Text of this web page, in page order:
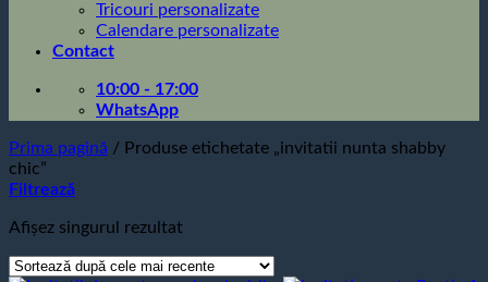
Tricouri personalizate
Calendare personalizate
Contact
10:00 - 17:00
WhatsApp
Prima pagină / Produse etichetate „invitatii nunta shabby
chic”
Filtrează
Afișez singurul rezultat